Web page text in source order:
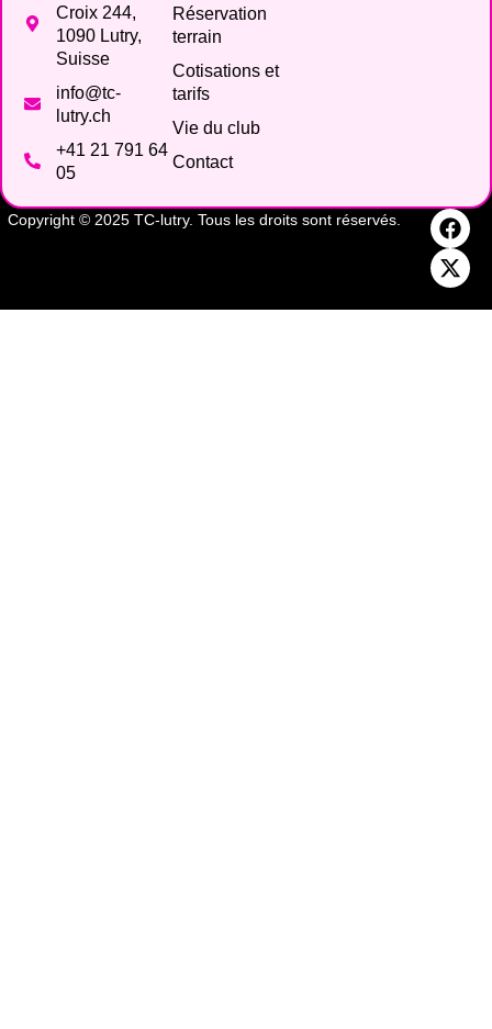
Croix 244,
1090 Lutry,
Suisse
info@tc-
lutry.ch
+41 21 791 64
05
Réservation
terrain
Cotisations et
tarifs
Vie du club
Contact
Copyright © 2025 TC-lutry. Tous les droits sont réservés.